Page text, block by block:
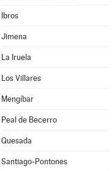
Ibros
Jimena
La Iruela
Los Villares
Mengíbar
Peal de Becerro
Quesada
Santiago-Pontones